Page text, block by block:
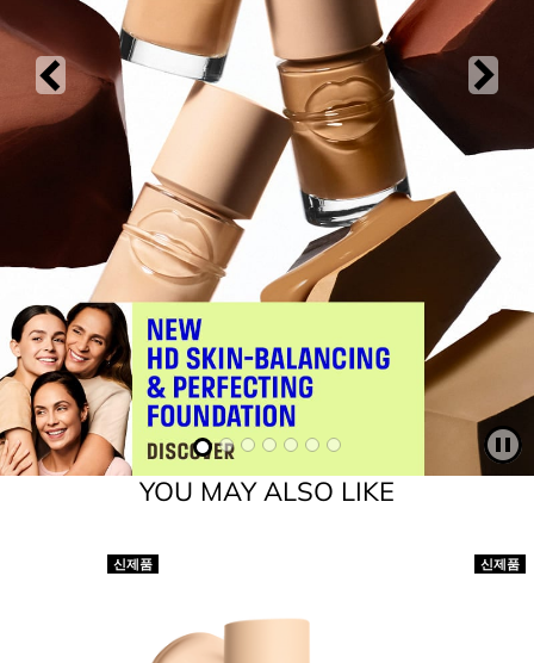
Slide number 1
Slide number 2
Slide number 3
Slide number 4
Slide number 5
Slide number 6
Slide number 7
이전 다음
YOU MAY ALSO LIKE
신제품 신제품